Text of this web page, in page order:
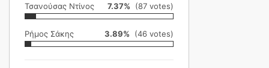
Τσανούσας Ντίνος 7.37% (87 votes)
Ρήμος Σάκης 3.89% (46 votes)